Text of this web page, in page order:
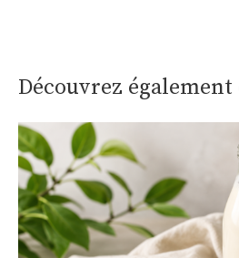
Découvrez